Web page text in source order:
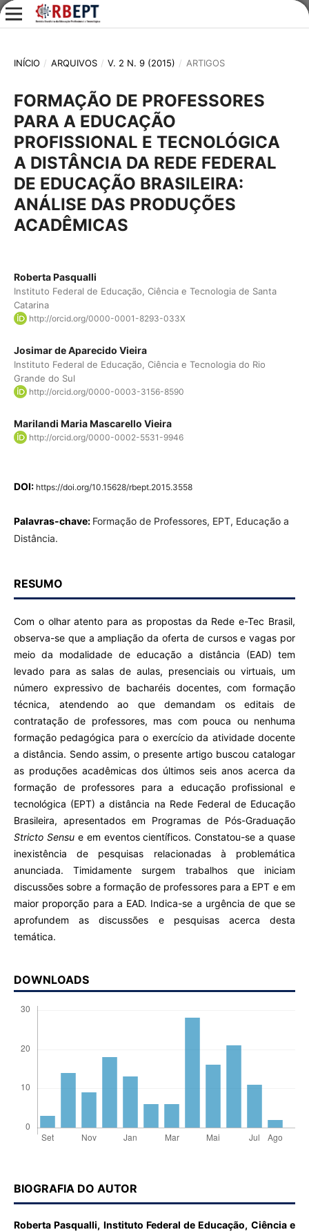
INÍCIO / ARQUIVOS / V. 2 N. 9 (2015) / ARTIGOS
FORMAÇÃO DE PROFESSORES
PARA A EDUCAÇÃO
PROFISSIONAL E TECNOLÓGICA
A DISTÂNCIA DA REDE FEDERAL
DE EDUCAÇÃO BRASILEIRA:
ANÁLISE DAS PRODUÇÕES
ACADÊMICAS
Roberta Pasqualli
Instituto Federal de Educação, Ciência e Tecnologia de Santa
Catarina
http://orcid.org/0000-0001-8293-033X
Josimar de Aparecido Vieira
Instituto Federal de Educação, Ciência e Tecnologia do Rio
Grande do Sul
http://orcid.org/0000-0003-3156-8590
Marilandi Maria Mascarello Vieira
http://orcid.org/0000-0002-5531-9946
DOI: https://doi.org/10.15628/rbept.2015.3558
Palavras-chave: Formação de Professores, EPT, Educação a
Distância.
RESUMO
Com o olhar atento para as propostas da Rede e-Tec Brasil,
observa-se que a ampliação da oferta de cursos e vagas por
meio da modalidade de educação a distância (EAD) tem
levado para as salas de aulas, presenciais ou virtuais, um
número expressivo de bacharéis docentes, com formação
técnica, atendendo ao que demandam os editais de
contratação de professores, mas com pouca ou nenhuma
formação pedagógica para o exercício da atividade docente
a distância. Sendo assim, o presente artigo buscou catalogar
as produções acadêmicas dos últimos seis anos acerca da
formação de professores para a educação profissional e
tecnológica (EPT) a distância na Rede Federal de Educação
Brasileira, apresentados em Programas de Pós-Graduação
Stricto Sensue em eventos científicos. Constatou-se a quase
inexistência de pesquisas relacionadas à problemática
anunciada. Timidamente surgem trabalhos que iniciam
discussões sobre a formação de professores para a EPT e em
maior proporção para a EAD. Indica-se a urgência de que se
aprofundem as discussões e pesquisas acerca desta
temática.
DOWNLOADS
BIOGRAFIA DO AUTOR
Roberta Pasqualli, Instituto Federal de Educação, Ciência e